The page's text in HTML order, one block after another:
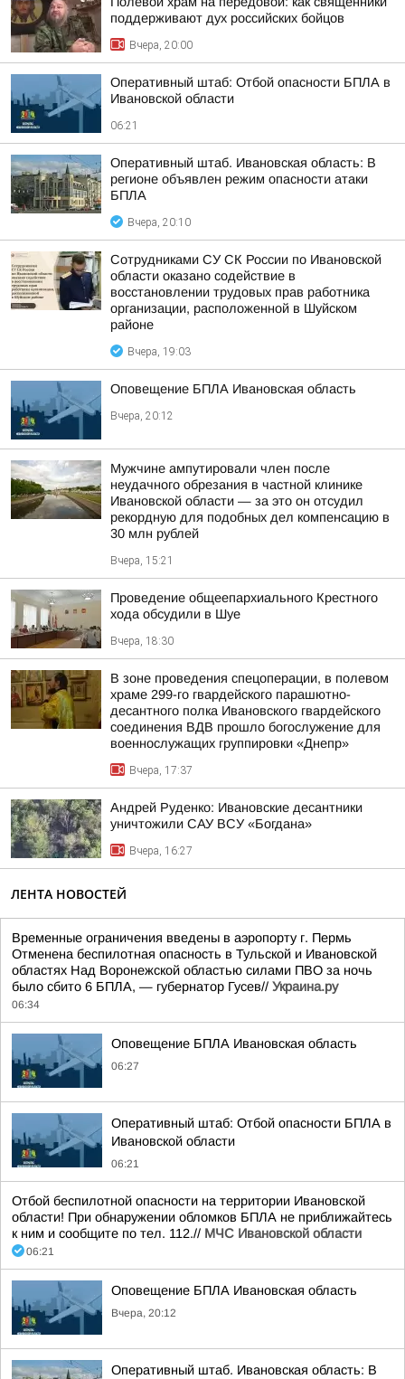
поддерживают дух российских бойцов
Вчера, 20:00
Оперативный штаб: Отбой опасности БПЛА в
Ивановской области
06:21
Оперативный штаб. Ивановская область: В
регионе объявлен режим опасности атаки
БПЛА
Вчера, 20:10
Сотрудниками СУ СК России по Ивановской
области оказано содействие в
восстановлении трудовых прав работника
организации, расположенной в Шуйском
районе
Вчера, 19:03
Оповещение БПЛА Ивановская область
Вчера, 20:12
Мужчине ампутировали член после
неудачного обрезания в частной клинике
Ивановской области — за это он отсудил
рекордную для подобных дел компенсацию в
30 млн рублей
Вчера, 15:21
Проведение общеепархиального Крестного
хода обсудили в Шуе
Вчера, 18:30
В зоне проведения спецоперации, в полевом
храме 299-го гвардейского парашютно-
десантного полка Ивановского гвардейского
соединения ВДВ прошло богослужение для
военнослужащих группировки «Днепр»
Вчера, 17:37
Андрей Руденко: Ивановские десантники
уничтожили САУ ВСУ «Богдана»
Вчера, 16:27
ЛЕНТА НОВОСТЕЙ
Временные ограничения введены в аэропорту г. Пермь
Отменена беспилотная опасность в Тульской и Ивановской
областях Над Воронежской областью силами ПВО за ночь
было сбито 6 БПЛА, — губернатор Гусев// Украина.ру
06:34
Оповещение БПЛА Ивановская область
06:27
Оперативный штаб: Отбой опасности БПЛА в
Ивановской области
06:21
Отбой беспилотной опасности на территории Ивановской
области! При обнаружении обломков БПЛА не приближайтесь
к ним и сообщите по тел. 112.// МЧС Ивановской области
06:21
Оповещение БПЛА Ивановская область
Вчера, 20:12
Оперативный штаб. Ивановская область: В